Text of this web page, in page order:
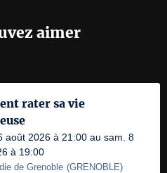
aimer
rater sa vie
août 2026 à 21:00 au sam. 8
à 19:00
de Grenoble (GRENOBLE)